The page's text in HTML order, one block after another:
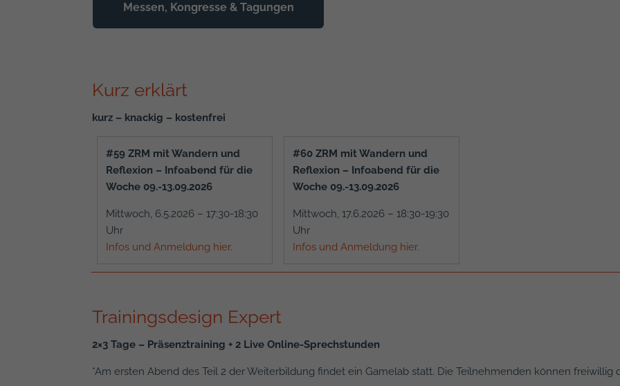
Messen, Kongresse & Tagungen
Kurz erklärt
kurz – knackig – kostenfrei
#59 ZRM mit Wandern und
Reflexion – Infoabend für die
Woche 09.-13.09.2026
Mittwoch, 6.5.2026 – 17:30-18:30
Uhr
Infos und Anmeldung hier.
#60 ZRM mit Wandern und
Reflexion – Infoabend für die
Woche 09.-13.09.2026
Mittwoch, 17.6.2026 – 18:30-19:30
Uhr
Infos und Anmeldung hier.
Trainingsdesign Expert
2×3 Tage – Präsenztraining + 2 Live Online-Sprechstunden
*Am ersten Abend des Teil 2 der Weiterbildung findet ein Gamelab statt. Die Teilnehmenden können freiwillig